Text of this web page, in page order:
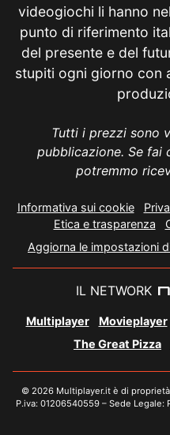
videogiochi li hanno
punto di riferimento
del presente e del
stupiti ogni giorno con
Tutti i prezzi sono
pubblicazione. Se fai
potremmo
Informativa sui cookie
Etica e trasparenza
Aggiorna le impostazioni
IL NETWORK
Multiplayer Movieplayer
The Great Pizza
© 2026 Multiplayer.it è di
P.iva: 01206540559 – Sede Legale: